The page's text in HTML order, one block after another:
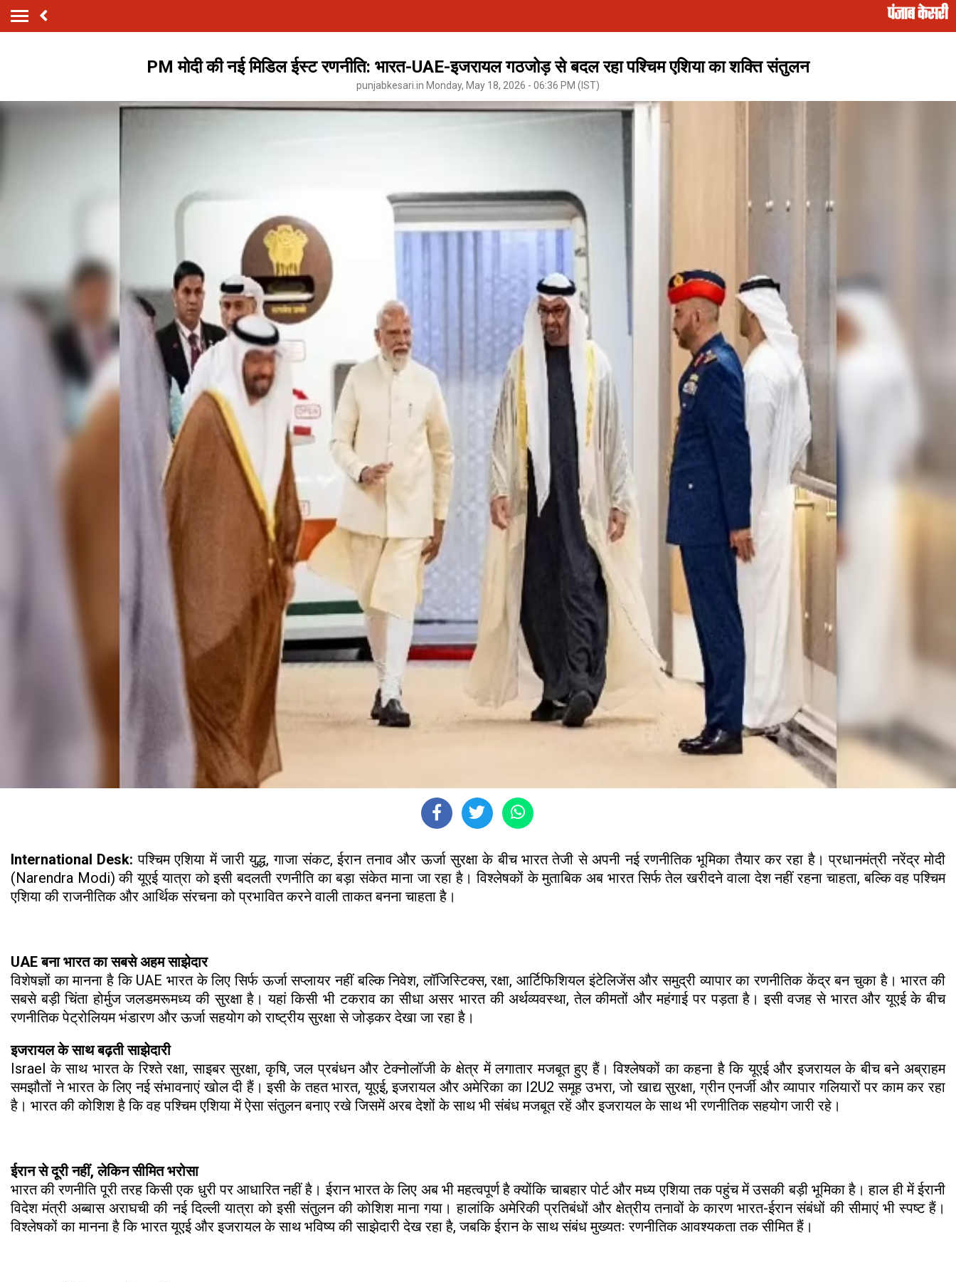
PM मोदी की नई मिडिल ईस्ट रणनीति: भारत-UAE-इजरायल गठजोड़ से बदल रहा पश्चिम एशिया का शक्ति संतुलन
punjabkesari.in Monday, May 18, 2026 - 06:36 PM (IST)
International Desk:पश्चिम एशिया में जारी युद्ध, गाजा संकट, ईरान तनाव और ऊर्जा सुरक्षा के बीच भारत तेजी से अपनी नई रणनीतिक भूमिका तैयार कर रहा है। प्रधानमंत्री नरेंद्र मोदी
(Narendra Modi) की यूएई यात्रा को इसी बदलती रणनीति का बड़ा संकेत माना जा रहा है। विश्लेषकों के मुताबिक अब भारत सिर्फ तेल खरीदने वाला देश नहीं रहना चाहता, बल्कि वह पश्चिम
एशिया की राजनीतिक और आर्थिक संरचना को प्रभावित करने वाली ताकत बनना चाहता है।
UAE बना भारत का सबसे अहम साझेदार
विशेषज्ञों का मानना है कि UAE भारत के लिए सिर्फ ऊर्जा सप्लायर नहीं बल्कि निवेश, लॉजिस्टिक्स, रक्षा, आर्टिफिशियल इंटेलिजेंस और समुद्री व्यापार का रणनीतिक केंद्र बन चुका है। भारत की
सबसे बड़ी चिंता होर्मुज जलडमरूमध्य की सुरक्षा है। यहां किसी भी टकराव का सीधा असर भारत की अर्थव्यवस्था, तेल कीमतों और महंगाई पर पड़ता है। इसी वजह से भारत और यूएई के बीच
रणनीतिक पेट्रोलियम भंडारण और ऊर्जा सहयोग को राष्ट्रीय सुरक्षा से जोड़कर देखा जा रहा है।
इजरायल के साथ बढ़ती साझेदारी
Israel के साथ भारत के रिश्ते रक्षा, साइबर सुरक्षा, कृषि, जल प्रबंधन और टेक्नोलॉजी के क्षेत्र में लगातार मजबूत हुए हैं। विश्लेषकों का कहना है कि यूएई और इजरायल के बीच बने अब्राहम
समझौतों ने भारत के लिए नई संभावनाएं खोल दी हैं। इसी के तहत भारत, यूएई, इजरायल और अमेरिका का I2U2 समूह उभरा, जो खाद्य सुरक्षा, ग्रीन एनर्जी और व्यापार गलियारों पर काम कर रहा
है। भारत की कोशिश है कि वह पश्चिम एशिया में ऐसा संतुलन बनाए रखे जिसमें अरब देशों के साथ भी संबंध मजबूत रहें और इजरायल के साथ भी रणनीतिक सहयोग जारी रहे।
ईरान से दूरी नहीं, लेकिन सीमित भरोसा
भारत की रणनीति पूरी तरह किसी एक धुरी पर आधारित नहीं है। ईरान भारत के लिए अब भी महत्वपूर्ण है क्योंकि चाबहार पोर्ट और मध्य एशिया तक पहुंच में उसकी बड़ी भूमिका है। हाल ही में ईरानी
विदेश मंत्री अब्बास अराघची की नई दिल्ली यात्रा को इसी संतुलन की कोशिश माना गया। हालांकि अमेरिकी प्रतिबंधों और क्षेत्रीय तनावों के कारण भारत-ईरान संबंधों की सीमाएं भी स्पष्ट हैं।
विश्लेषकों का मानना है कि भारत यूएई और इजरायल के साथ भविष्य की साझेदारी देख रहा है, जबकि ईरान के साथ संबंध मुख्यतः रणनीतिक आवश्यकता तक सीमित हैं।